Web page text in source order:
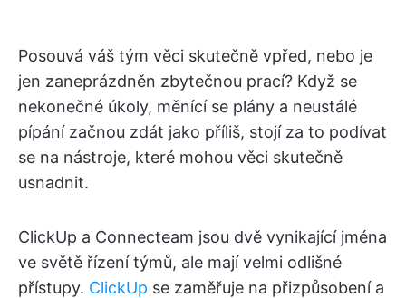
Posouvá váš tým věci skutečně vpřed, nebo je
jen zaneprázdněn zbytečnou prací? Když se
nekonečné úkoly, měnící se plány a neustálé
pípání začnou zdát jako příliš, stojí za to podívat
se na nástroje, které mohou věci skutečně
usnadnit.
ClickUp a Connecteam jsou dvě vynikající jména
ve světě řízení týmů, ale mají velmi odlišné
přístupy. ClickUp se zaměřuje na přizpůsobení a